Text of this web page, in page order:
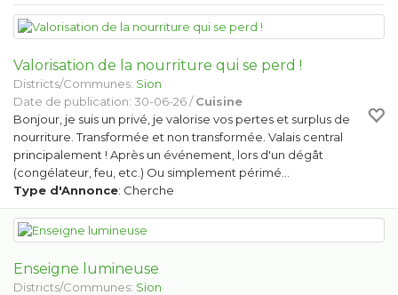
Valorisation de la nourriture qui se perd !
Districts/Communes: Sion
Date de publication: 30-06-26 /Cuisine
Bonjour, je suis un privé, je valorise vos pertes et surplus de
nourriture. Transformée et non transformée. Valais central
principalement ! Après un événement, lors d'un dégât
(congélateur, feu, etc.) Ou simplement périmé…
Type d'Annonce: Cherche
Enseigne lumineuse
Districts/Communes: Sion